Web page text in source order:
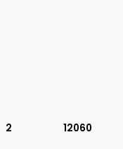
2 12060